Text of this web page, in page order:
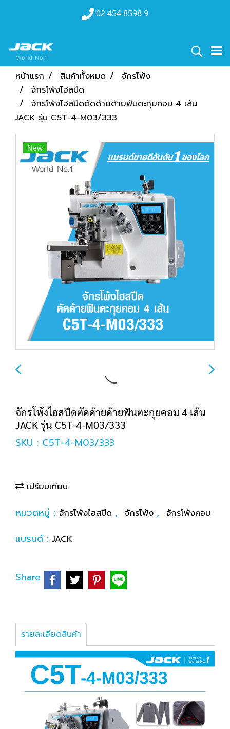
02 454 8598 9
หน้าแรก สินค้าทั้งหมด
จักรโพ้ง
จักรโพ้งไฮสปีด
จักรโพ้งไฮสปีดตัดด้ายด้ายฟันตะกุยคอม 4 เส้น
JACK รุ่น C5T-4-M03/333
New
จักรโพ้งไฮสปีดตัดด้ายด้ายฟันตะกุยคอม 4 เส้น
JACK รุ่น C5T-4-M03/333
SKU : C5T-4-M03/333
เปรียบเทียบ
หมวดหมู่ : จักรโพ้งไฮสปีด , จักรโพ้ง , จักรโพ้งคอม
แบรนด์ : JACK
Share
รายละเอียดสินค้า